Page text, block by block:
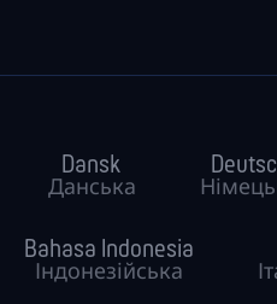
Dansk
Данська
Bahasa Indonesia
Індонезійська